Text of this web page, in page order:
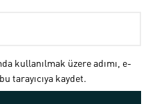
kullanılmak üzere adımı, e-
tarayıcıya kaydet.